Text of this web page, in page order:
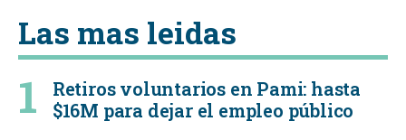
Las mas leidas
Retiros voluntarios en Pami: hasta
$16M para dejar el empleo público